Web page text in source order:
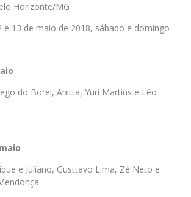
Horizonte/MG
e 13 de maio de 2018, sábado e domingo
do Borel, Anitta, Yuri Martins e Léo
e Juliano, Gusttavo Lima, Zé Neto e